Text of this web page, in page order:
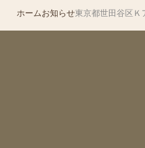
ホームお知らせ東京都世田谷区